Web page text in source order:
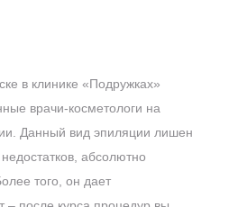
в клинике «Подружках»
врачи-косметологи на
Данный вид эпиляции лишен
абсолютно
того, он дает